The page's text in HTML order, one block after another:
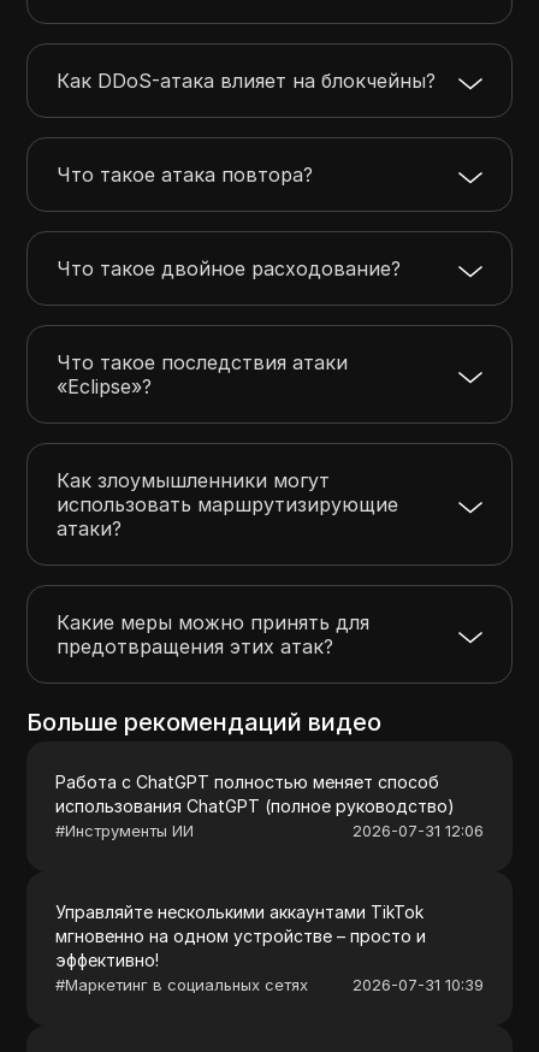
Как DDoS-атака влияет на блокчейны?
Что такое атака повтора?
Что такое двойное расходование?
Что такое последствия атаки
«Eclipse»?
Как злоумышленники могут
использовать маршрутизирующие
атаки?
Какие меры можно принять для
предотвращения этих атак?
Больше рекомендаций видео
Работа с ChatGPT полностью меняет способ
использования ChatGPT (полное руководство)
#Инструменты ИИ 2026-07-31 12:06
Управляйте несколькими аккаунтами TikTok
мгновенно на одном устройстве – просто и
эффективно!
#Маркетинг в социальных сетях 2026-07-31 10:39